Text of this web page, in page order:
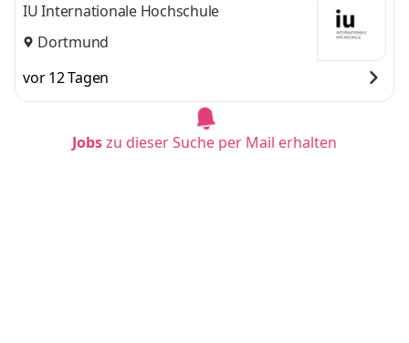
IU Internationale Hochschule
Dortmund
vor 12 Tagen
Jobszu dieser Suche per Mail erhalten